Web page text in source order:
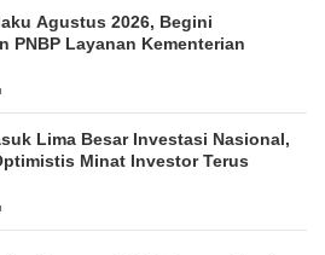
Agustus 2026, Begini
PNBP Layanan Kementerian
Lima Besar Investasi Nasional,
Minat Investor Terus